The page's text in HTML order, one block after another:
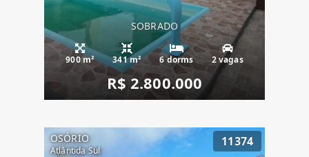
SOBRADO
900 m² 341 m² 6 dorms 2 vagas
R$ 2.800.000
OSÓRIO
Atlântida Sul
11374